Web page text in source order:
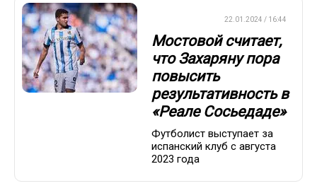
22.01.2024 / 16:44
Мостовой считает,
что Захаряну пора
повысить
результативность в
«Реале Сосьедаде»
Футболист выступает за
испанский клуб с августа
2023 года